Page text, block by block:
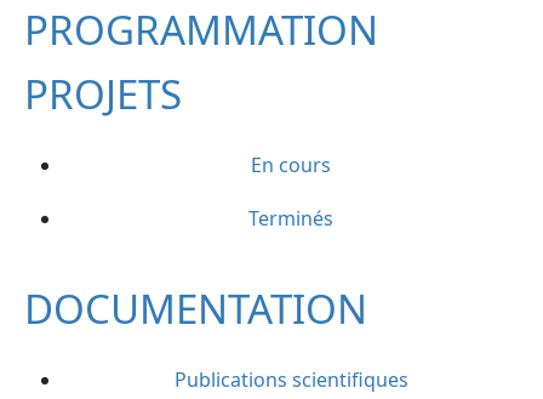
PROGRAMMATION
PROJETS
En cours
Terminés
DOCUMENTATION
Publications scientifiques